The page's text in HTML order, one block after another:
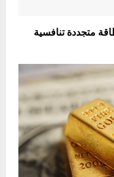
متجددة تنافسية